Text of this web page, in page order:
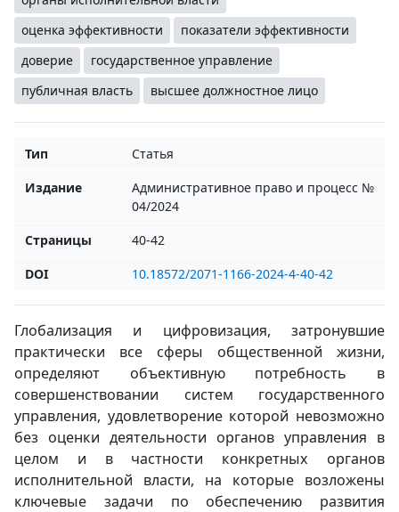
оценка эффективности
показатели эффективности
доверие
государственное управление
публичная власть
высшее должностное лицо
Тип
Статья
Издание
Административное право и процесс №
04/2024
Страницы
40-42
DOI
10.18572/2071-1166-2024-4-40-42
Глобализация и цифровизация, затронувшие
практически все сферы общественной жизни,
определяют объективную потребность в
совершенствовании систем государственного
управления, удовлетворение которой невозможно
без оценки деятельности органов управления в
целом и в частности конкретных органов
исполнительной власти, на которые возложены
ключевые задачи по обеспечению развития